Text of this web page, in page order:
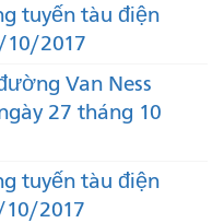
tuyến tàu điện
10/2017
Van Ness
27 tháng 10
tuyến tàu điện
2017